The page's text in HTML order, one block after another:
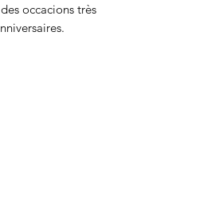
occacions très